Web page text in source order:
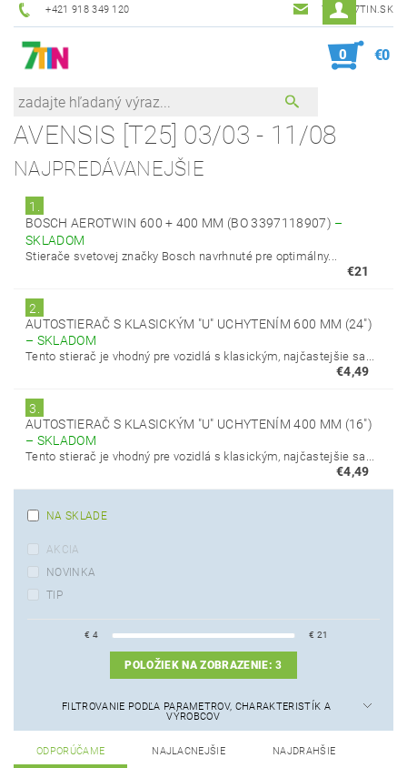
+421 918 349 120 7TIN@7TIN.SK
0 €0
AVENSIS [T25] 03/03 - 11/08
NAJPREDÁVANEJŠIE
1.
BOSCH AEROTWIN 600 + 400 MM (BO 3397118907) –
SKLADOM
Stierače svetovej značky Bosch navrhnuté pre optimálny...
€21
2.
AUTOSTIERAČ S KLASICKÝM "U" UCHYTENÍM 600 MM (24")
– SKLADOM
Tento stierač je vhodný pre vozidlá s klasickým, najčastejšie sa...
€4,49
3.
AUTOSTIERAČ S KLASICKÝM "U" UCHYTENÍM 400 MM (16")
– SKLADOM
Tento stierač je vhodný pre vozidlá s klasickým, najčastejšie sa...
€4,49
NA SKLADE
AKCIA
NOVINKA
TIP
€ 4 € 21
POLOŽIEK NA ZOBRAZENIE:3
FILTROVANIE PODĽA PARAMETROV, CHARAKTERISTÍK A
VÝROBCOV
ODPORÚČAME NAJLACNEJŠIE NAJDRAHŠIE